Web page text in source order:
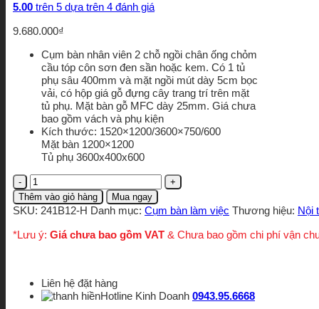
5.00 trên 5 dựa trên 4 đánh giá
9.680.000₫
Cụm bàn nhân viên 2 chỗ ngồi chân ống chỏm
cầu tóp côn sơn đen sần hoặc kem. Có 1 tủ
phụ sâu 400mm và mặt ngồi mút dày 5cm bọc
vải, có hộp giá gỗ đựng cây trang trí trên mặt
tủ phụ. Mặt bàn gỗ MFC dày 25mm. Giá chưa
bao gồm vách và phụ kiện
Kích thước: 1520×1200/3600×750/600
Mặt bàn 1200×1200
Tủ phụ 3600x400x600
Cụm
bàn
nhân
viên
2
chỗ
H
số
Thêm vào giỏ hàng Mua ngay
SKU: 241B12-H Danh mục: Cụm bàn làm việc Thương hiệu: Nội
*Lưu ý: Giá chưa bao gồm VAT & Chưa bao gồm chi phí vận
Liên hệ đặt hàng
Hotline Kinh Doanh 0943.95.6668